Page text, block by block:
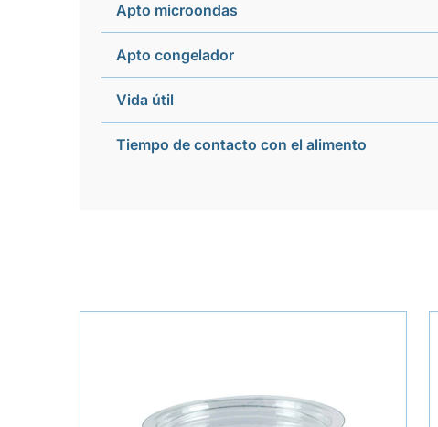
Apto microondas
Apto congelador
Vida útil
Tiempo de contacto con el alimento